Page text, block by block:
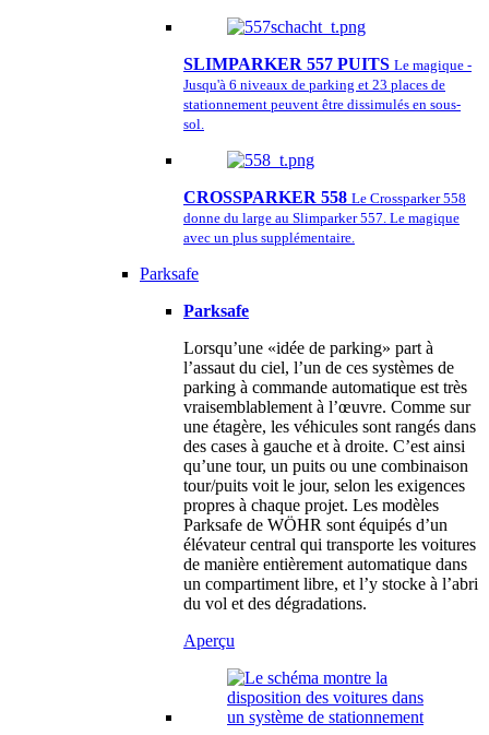
SLIMPARKER 557 PUITS Le magique -
Jusqu'à 6 niveaux de parking et 23 places de
stationnement peuvent être dissimulés en sous-
sol.
CROSSPARKER 558 Le Crossparker 558
donne du large au Slimparker 557. Le magique
avec un plus supplémentaire.
Parksafe
Parksafe
Lorsqu’une «idée de parking» part à
l’assaut du ciel, l’un de ces systèmes de
parking à commande automatique est très
vraisemblablement à l’œuvre. Comme sur
une étagère, les véhicules sont rangés dans
des cases à gauche et à droite. C’est ainsi
qu’une tour, un puits ou une combinaison
tour/puits voit le jour, selon les exigences
propres à chaque projet. Les modèles
Parksafe de WÖHR sont équipés d’un
élévateur central qui transporte les voitures
de manière entièrement automatique dans
un compartiment libre, et l’y stocke à l’abri
du vol et des dégradations.
Aperçu